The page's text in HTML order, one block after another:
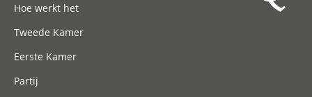
Hoe werkt het
Tweede Kamer
Eerste Kamer
Partij